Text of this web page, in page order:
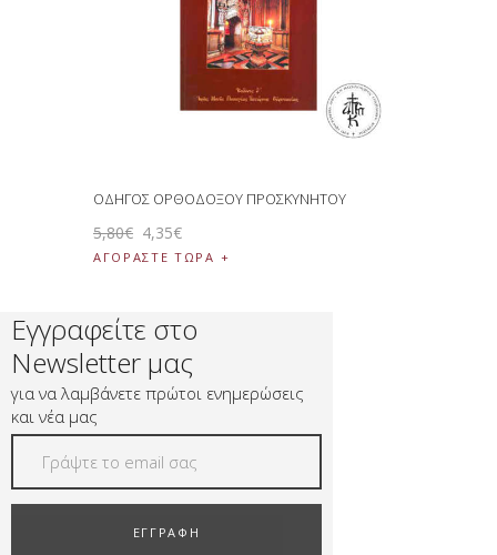
ΟΔΗΓΟΣ ΟΡΘΟΔΟΞΟΥ ΠΡΟΣΚΥΝΗΤΟΥ
5,80€ 4,35€
ΑΓΟΡΑΣΤΕ ΤΩΡΑ
Εγγραφείτε στο
Newsletter μας
για να λαμβάνετε πρώτοι ενημερώσεις
και νέα μας
ΕΓΓΡΑΦΗ